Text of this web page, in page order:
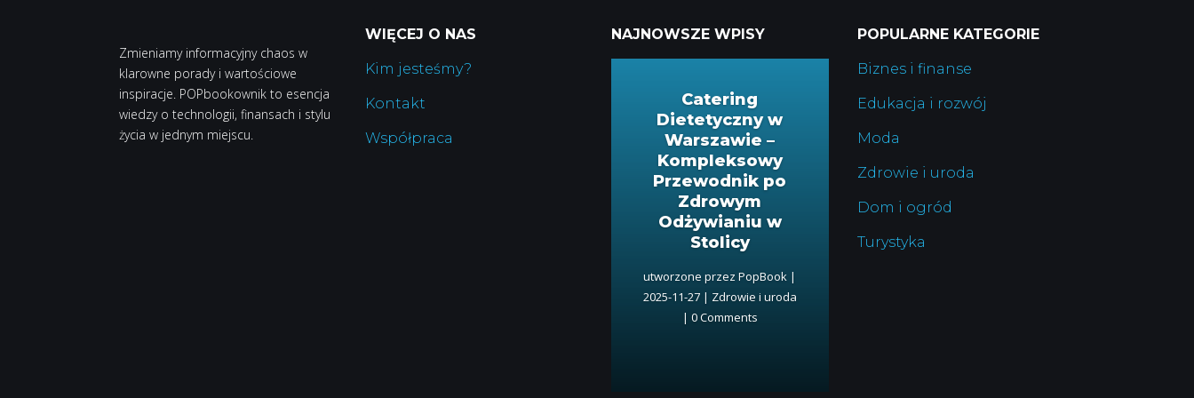
Zmieniamy informacyjny chaos w
klarowne porady i wartościowe
inspiracje. POPbookownik to esencja
wiedzy o technologii, finansach i stylu
życia w jednym miejscu.
WIĘCEJ O NAS
Kim jesteśmy?
Kontakt
Współpraca
NAJNOWSZE WPISY
Catering
Dietetyczny w
Warszawie –
Kompleksowy
Przewodnik po
Zdrowym
Odżywianiu w
Stolicy
utworzone przezPopBook |
2025-11-27| Zdrowie i uroda
| 0 Comments
POPULARNE KATEGORIE
Biznes i finanse
Edukacja i rozwój
Moda
Zdrowie i uroda
Dom i ogród
Turystyka